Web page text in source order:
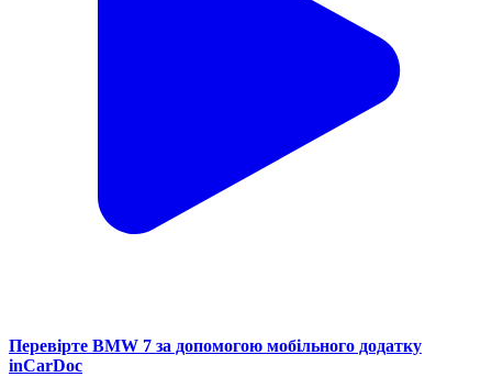
Перевірте BMW 7 за допомогою мобільного додатку
inCarDoc